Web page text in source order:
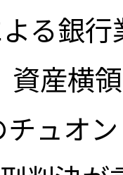
る銀
資産横
チュオ